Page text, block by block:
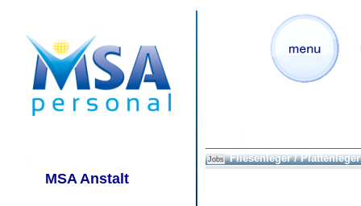
MSA Anstalt
Jobs Fliesenleger / Plattenleger